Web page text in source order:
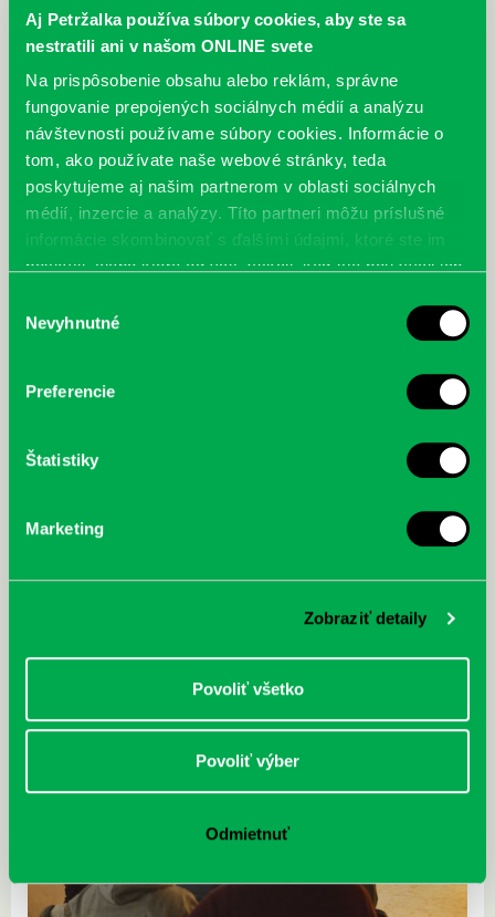
Aj Petržalka používa súbory cookies, aby ste sa
nestratili ani v našom ONLINE svete
Na prispôsobenie obsahu alebo reklám, správne
fungovanie prepojených sociálnych médií a analýzu
návštevnosti používame súbory cookies. Informácie o
tom, ako používate naše webové stránky, teda
poskytujeme aj našim partnerom v oblasti sociálnych
médií, inzercie a analýzy. Títo partneri môžu príslušné
informácie skombinovať s ďalšími údajmi, ktoré ste im
poskytli, alebo ktoré od vás získali, keď ste používali ich
súhlasu
Nevyhnutné
Preferencie
Štatistiky
Marketing
Zobraziť detaily
Povoliť všetko
Povoliť výber
Odmietnuť